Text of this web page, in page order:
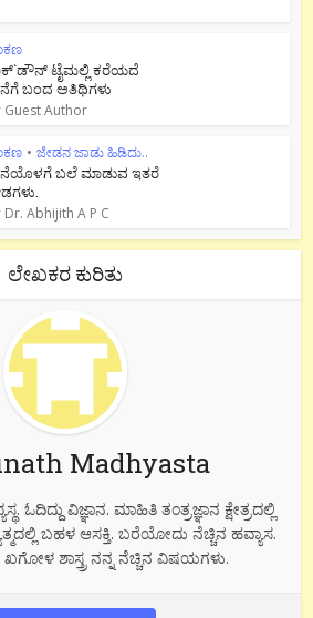
ಟೈಮಲ್ಲಿ ಕರೆಯದೆ
ಬಂದ ಅತಿಥಿಗಳು
Guest Author
• ಜೇಡನ ಜಾಡು ಹಿಡಿದು..
ಬಲೆ ಮಾಡುವ ಇತರೆ
Dr. Abhijith A P C
ಲೇಖಕರ ಕುರಿತು
Madhyasta
ವಿಜ್ಞಾನ. ಮಾಹಿತಿ ತಂತ್ರಜ್ಞಾನ ಕ್ಷೇತ್ರದಲ್ಲಿ
ಬಹಳ ಆಸಕ್ತಿ. ಬರೆಯೋದು ನೆಚ್ಚಿನ ಹವ್ಯಾಸ.
ಖಗೋಳ ಶಾಸ್ತ್ರ ನನ್ನ ನೆಚ್ಚಿನ ವಿಷಯಗಳು.